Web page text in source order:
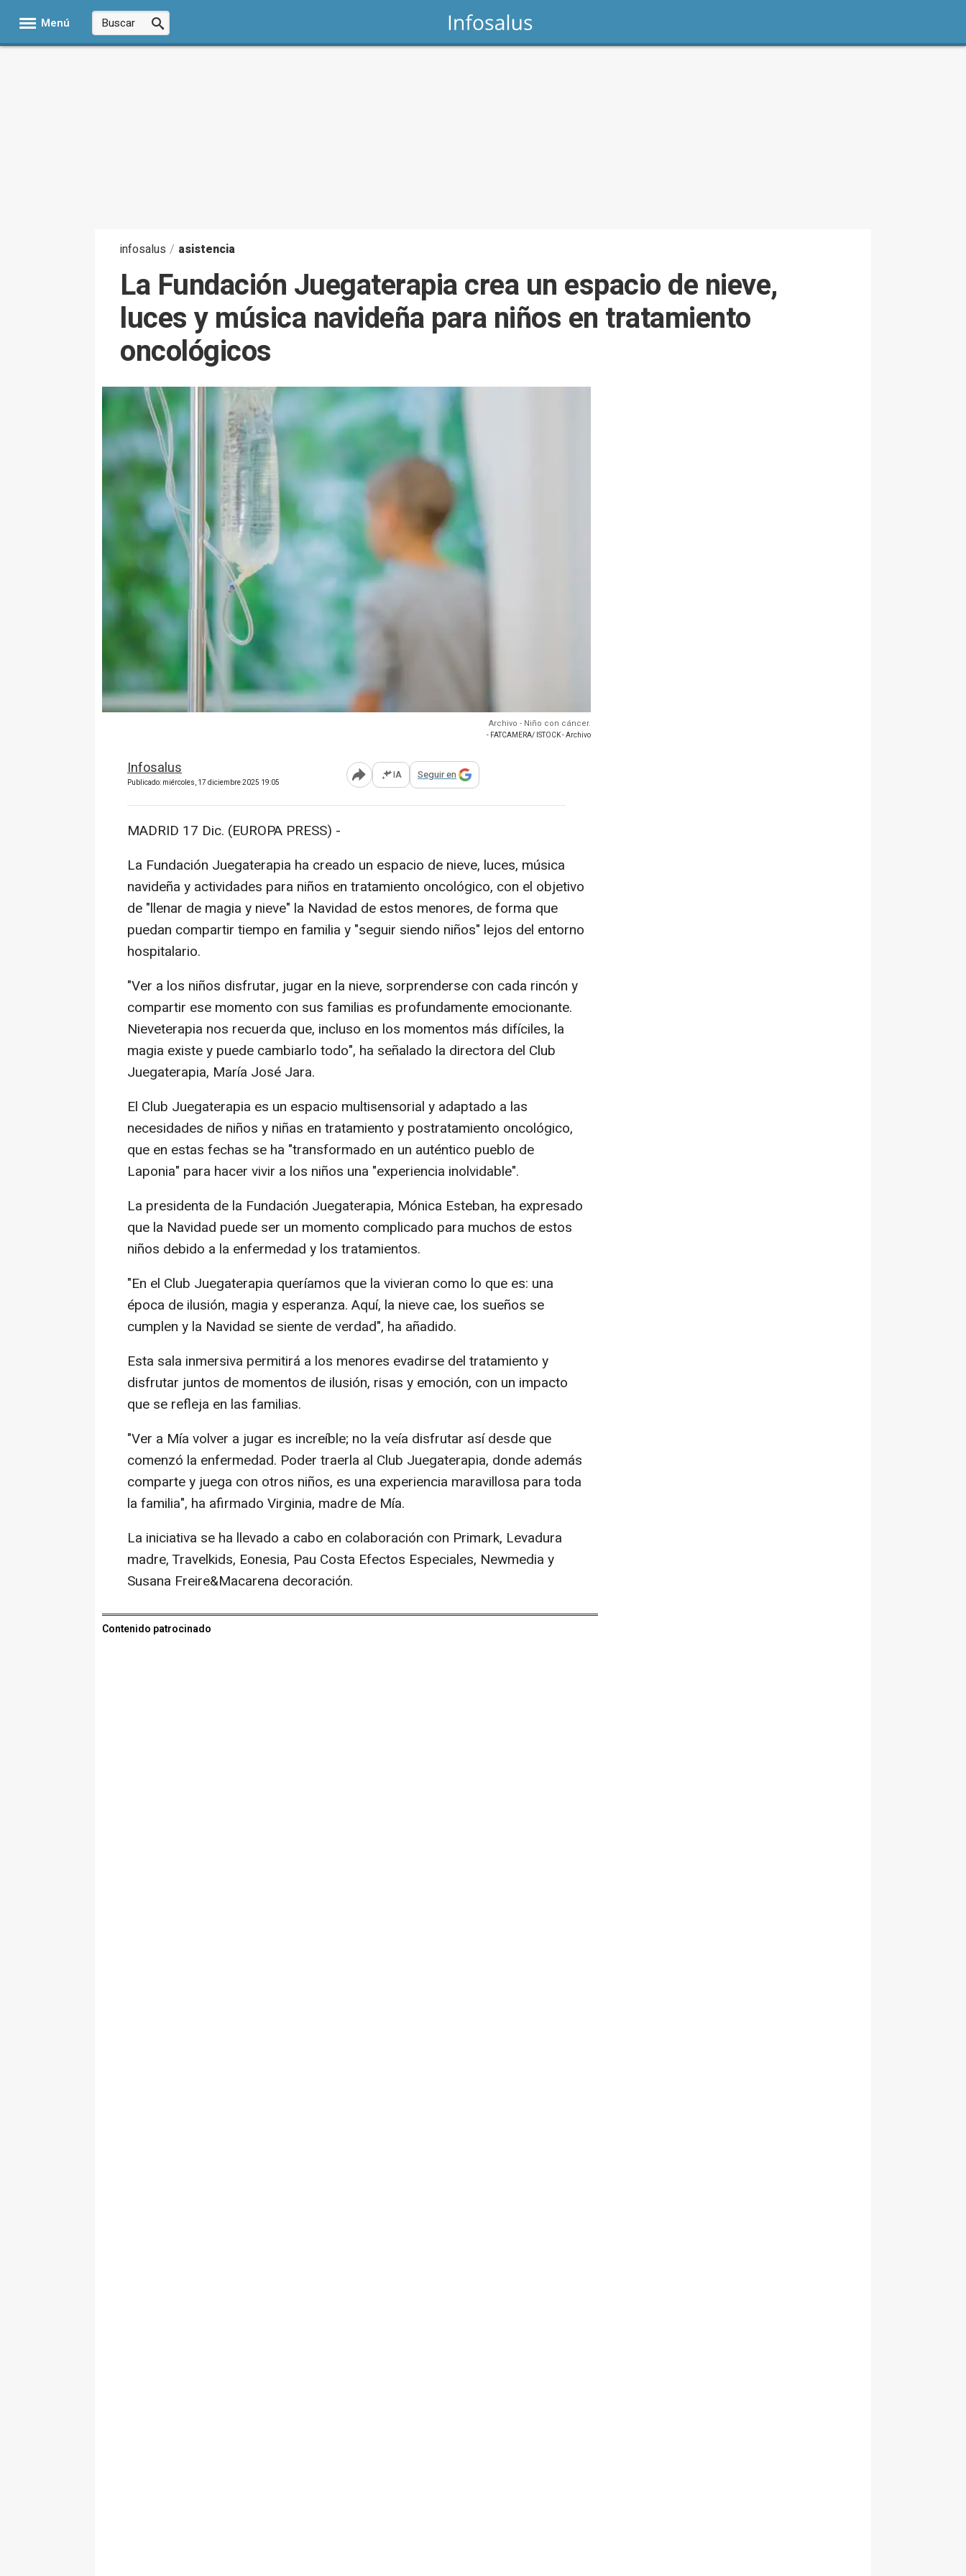
Menú
infosalus / asistencia
La Fundación Juegaterapia crea un espacio de nieve,
luces y música navideña para niños en tratamiento
oncológicos
Archivo - Niño con cáncer.
- FATCAMERA/ ISTOCK - Archivo
Infosalus
Publicado: miércoles, 17 diciembre 2025 19:05 Abrir opciones para compartir
IA Seguir en
MADRID 17 Dic. (EUROPA PRESS) -
La Fundación Juegaterapia ha creado un espacio de nieve, luces, música
navideña y actividades para niños en tratamiento oncológico, con el objetivo
de "llenar de magia y nieve" la Navidad de estos menores, de forma que
puedan compartir tiempo en familia y "seguir siendo niños" lejos del entorno
hospitalario.
"Ver a los niños disfrutar, jugar en la nieve, sorprenderse con cada rincón y
compartir ese momento con sus familias es profundamente emocionante.
Nieveterapia nos recuerda que, incluso en los momentos más difíciles, la
magia existe y puede cambiarlo todo", ha señalado la directora del Club
Juegaterapia, María José Jara.
El Club Juegaterapia es un espacio multisensorial y adaptado a las
necesidades de niños y niñas en tratamiento y postratamiento oncológico,
que en estas fechas se ha "transformado en un auténtico pueblo de
Laponia" para hacer vivir a los niños una "experiencia inolvidable".
La presidenta de la Fundación Juegaterapia, Mónica Esteban, ha expresado
que la Navidad puede ser un momento complicado para muchos de estos
niños debido a la enfermedad y los tratamientos.
"En el Club Juegaterapia queríamos que la vivieran como lo que es: una
época de ilusión, magia y esperanza. Aquí, la nieve cae, los sueños se
cumplen y la Navidad se siente de verdad", ha añadido.
Esta sala inmersiva permitirá a los menores evadirse del tratamiento y
disfrutar juntos de momentos de ilusión, risas y emoción, con un impacto
que se refleja en las familias.
"Ver a Mía volver a jugar es increíble; no la veía disfrutar así desde que
comenzó la enfermedad. Poder traerla al Club Juegaterapia, donde además
comparte y juega con otros niños, es una experiencia maravillosa para toda
la familia", ha afirmado Virginia, madre de Mía.
La iniciativa se ha llevado a cabo en colaboración con Primark, Levadura
madre, Travelkids, Eonesia, Pau Costa Efectos Especiales, Newmedia y
Susana Freire&Macarena decoración.
Contenido patrocinado